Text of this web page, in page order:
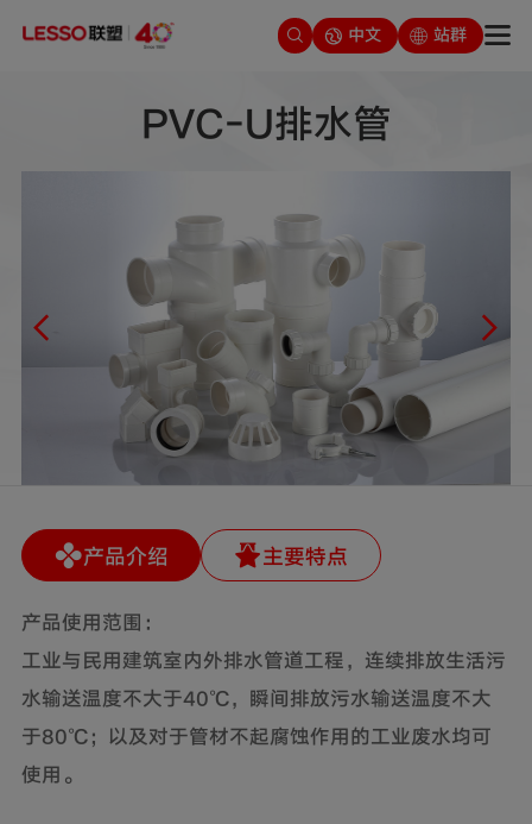
中文 站群
PVC-U排水管
产品介绍 主要特点
产品使用范围：
工业与民用建筑室内外排水管道工程，连续排放生活污
水输送温度不大于40℃，瞬间排放污水输送温度不大
于80℃；以及对于管材不起腐蚀作用的工业废水均可
使用。